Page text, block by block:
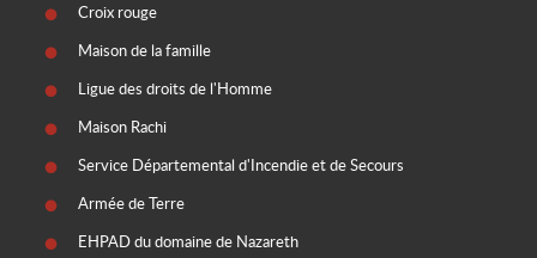
Croix rouge
Maison de la famille
Ligue des droits de l'Homme
Maison Rachi
Service Départemental d'Incendie et de Secours
Armée de Terre
EHPAD du domaine de Nazareth